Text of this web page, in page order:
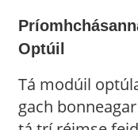
Optúil
Tá modúil
gach